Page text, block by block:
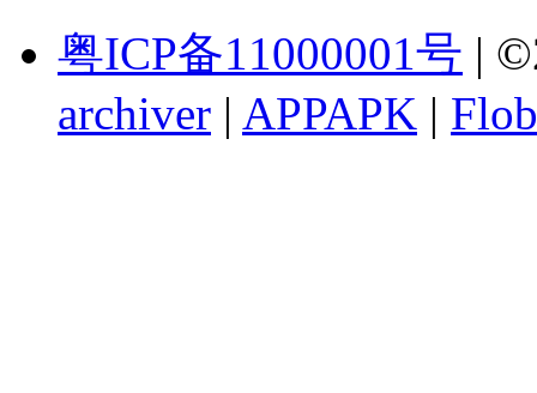
粤ICP备11000001号 |
archiver | APPAPK |